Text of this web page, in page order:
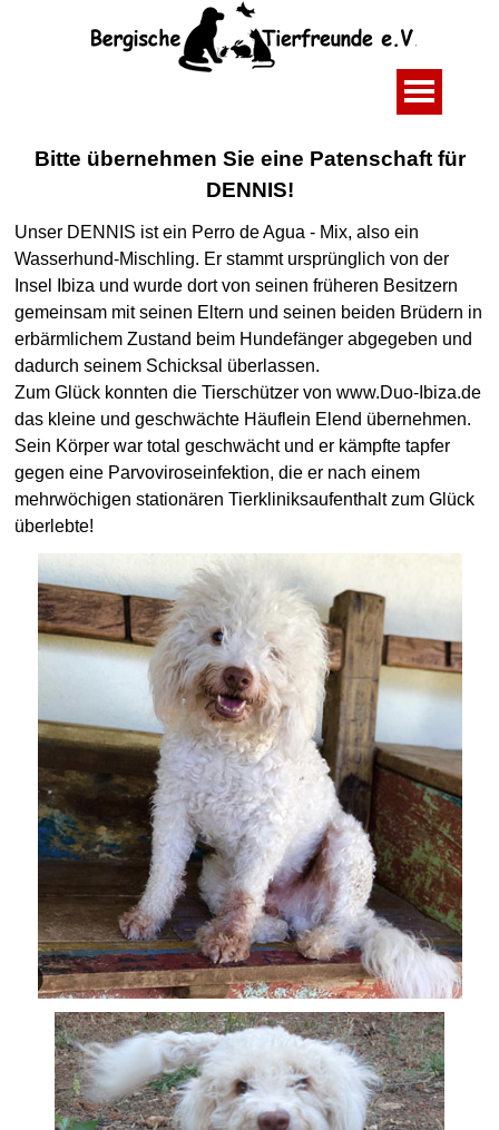
Bitte übernehmen Sie eine Patenschaft für
DENNIS!
Unser DENNIS ist ein Perro de Agua - Mix, also ein
Wasserhund-Mischling. Er stammt ursprünglich von der
Insel Ibiza und wurde dort von seinen früheren Besitzern
gemeinsam mit seinen Eltern und seinen beiden Brüdern in
erbärmlichem Zustand beim Hundefänger abgegeben und
dadurch seinem Schicksal überlassen.
Zum Glück konnten die Tierschützer von www.Duo-Ibiza.de
das kleine und geschwächte Häuflein Elend übernehmen.
Sein Körper war total geschwächt und er kämpfte tapfer
gegen eine Parvoviroseinfektion, die er nach einem
mehrwöchigen stationären Tierkliniksaufenthalt zum Glück
überlebte!